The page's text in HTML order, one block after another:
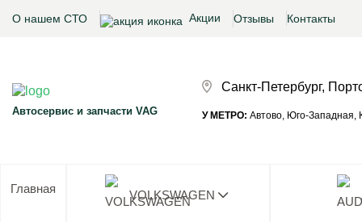
О нашем СТО Акции Отзывы Контакты
Автосервис и запчасти VAG
Санкт-Петербург,
У МЕТРО: Автово, Юго-Западная,
Главная VOLKSWAGEN